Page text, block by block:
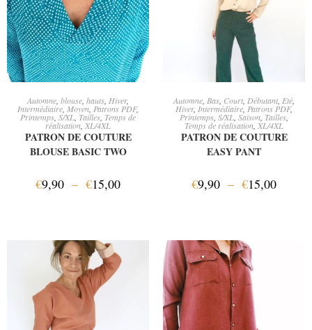
CHOIX DES OPTIONS
Automne blouse hauts Hiver,
Intermédiaire Moyen Patrons PDF,
Printemps S/XL ,Tailles Temps de
réalisation XL/4XL
PATRON DE COUTURE
BLOUSE BASIC TWO
€9,90 – €15,00
CHOIX DES OPTIONS
Automne Bas Court Débutant Eté
Hiver, Intermédiaire, Patrons PDF,
Printemps S/XL Saison Tailles
Temps de réalisation XL/4XL
PATRON DE COUTURE
EASY PANT
€9,90 – €15,00